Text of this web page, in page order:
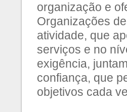
organização e
Organizações
atividade, que
serviços e no
exigência,
confiança, que
objetivos cada